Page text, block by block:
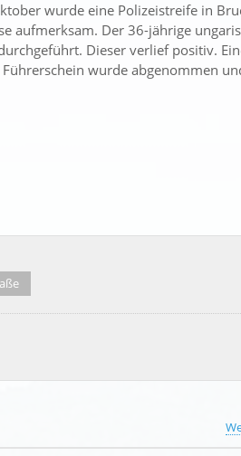
wurde eine Polizeistreife in
aufmerksam. Der 36-jährige
Dieser verlief positiv.
wurde abgenommen